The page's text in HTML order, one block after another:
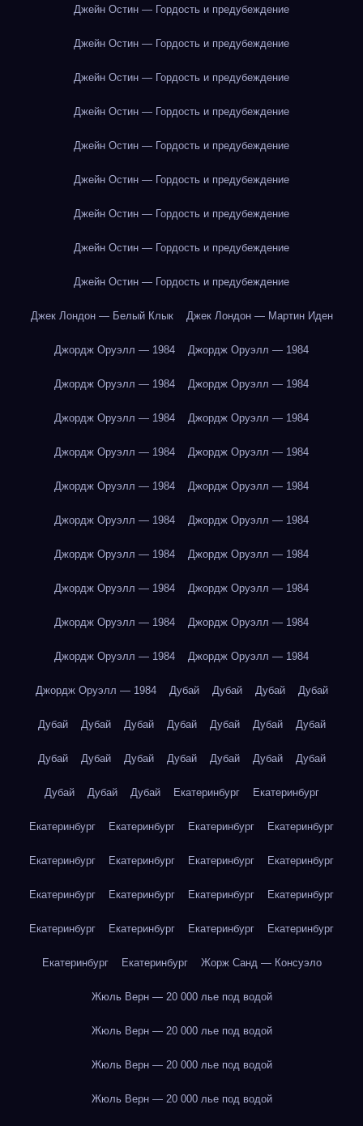
Джейн Остин — Гордость и предубеждение
Джейн Остин — Гордость и предубеждение
Джейн Остин — Гордость и предубеждение
Джейн Остин — Гордость и предубеждение
Джейн Остин — Гордость и предубеждение
Джейн Остин — Гордость и предубеждение
Джейн Остин — Гордость и предубеждение
Джейн Остин — Гордость и предубеждение
Джейн Остин — Гордость и предубеждение
Джек Лондон — Белый Клык Джек Лондон — Мартин Иден
Джордж Оруэлл — 1984 Джордж Оруэлл — 1984
Джордж Оруэлл — 1984 Джордж Оруэлл — 1984
Джордж Оруэлл — 1984 Джордж Оруэлл — 1984
Джордж Оруэлл — 1984 Джордж Оруэлл — 1984
Джордж Оруэлл — 1984 Джордж Оруэлл — 1984
Джордж Оруэлл — 1984 Джордж Оруэлл — 1984
Джордж Оруэлл — 1984 Джордж Оруэлл — 1984
Джордж Оруэлл — 1984 Джордж Оруэлл — 1984
Джордж Оруэлл — 1984 Джордж Оруэлл — 1984
Джордж Оруэлл — 1984 Джордж Оруэлл — 1984
Джордж Оруэлл — 1984 Дубай Дубай Дубай Дубай
Дубай Дубай Дубай Дубай Дубай Дубай Дубай
Дубай Дубай Дубай Дубай Дубай Дубай Дубай
Дубай Дубай Дубай Екатеринбург Екатеринбург
Екатеринбург Екатеринбург Екатеринбург Екатеринбург
Екатеринбург Екатеринбург Екатеринбург Екатеринбург
Екатеринбург Екатеринбург Екатеринбург Екатеринбург
Екатеринбург Екатеринбург Екатеринбург Екатеринбург
Екатеринбург Екатеринбург Жорж Санд — Консуэло
Жюль Верн — 20 000 лье под водой
Жюль Верн — 20 000 лье под водой
Жюль Верн — 20 000 лье под водой
Жюль Верн — 20 000 лье под водой